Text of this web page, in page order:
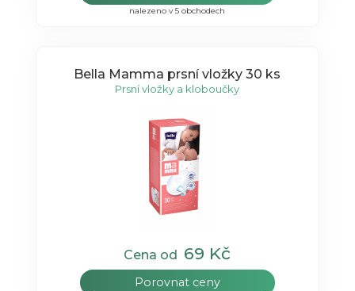
nalezeno v 5 obchodech
Bella Mamma prsní vložky 30 ks
Prsní vložky a kloboučky
Cena od 69 Kč
Porovnat ceny